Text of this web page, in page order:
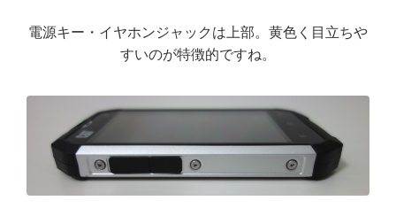
電源キー・イヤホンジャックは上部。黄色く目立ちや
すいのが特徴的ですね。